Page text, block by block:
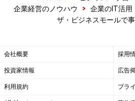
企業経営のノウハウ
> 企業のIT活用
ザ・ビジネスモールで
会社概要 採用
投資家情報 広告
利用規約 プラ